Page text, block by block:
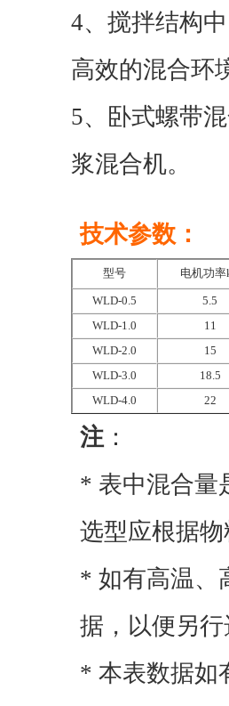
4、搅拌结构
高效的混合环
5、卧式螺带
浆混合机。
技术参数：
型号 电机功率
WLD-0.5
5.5
WLD-1.0
11
WLD-2.0
15
WLD-3.0
18.5
WLD-4.0
22
注 ：
* 表中混合量
选型应根据
* 如有高温、
据，以便另
* 本表数据如